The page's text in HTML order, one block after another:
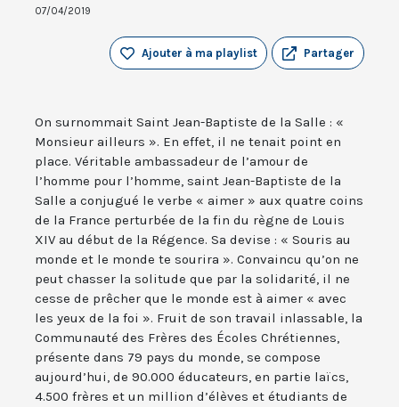
07/04/2019
Partager
Ajouter à ma playlist
On surnommait Saint Jean-Baptiste de la Salle : «
Monsieur ailleurs ». En effet, il ne tenait point en
place. Véritable ambassadeur de l’amour de
l’homme pour l’homme, saint Jean-Baptiste de la
Salle a conjugué le verbe « aimer » aux quatre coins
de la France perturbée de la fin du règne de Louis
XIV au début de la Régence. Sa devise : « Souris au
monde et le monde te sourira ». Convaincu qu’on ne
peut chasser la solitude que par la solidarité, il ne
cesse de prêcher que le monde est à aimer « avec
les yeux de la foi ». Fruit de son travail inlassable, la
Communauté des Frères des Écoles Chrétiennes,
présente dans 79 pays du monde, se compose
aujourd’hui, de 90.000 éducateurs, en partie laïcs,
4.500 frères et un million d’élèves et étudiants de